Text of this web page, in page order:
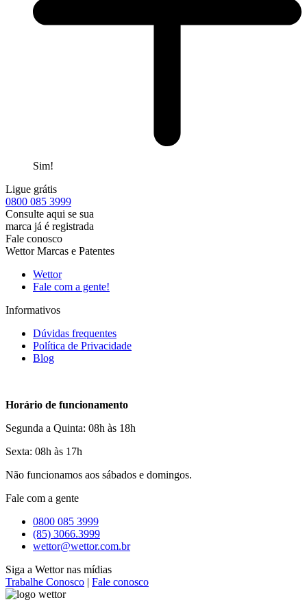
Sim!
Ligue grátis
0800 085 3999
Consulte aqui se sua
marca já é registrada
Fale conosco
Wettor Marcas e Patentes
Wettor
Fale com a gente!
Informativos
Dúvidas frequentes
Política de Privacidade
Blog
Horário de funcionamento
Segunda a Quinta: 08h às 18h
Sexta: 08h às 17h
Não funcionamos aos sábados e domingos.
Fale com a gente
0800 085 3999
(85) 3066.3999
wettor@wettor.com.br
Siga a Wettor nas mídias
Trabalhe Conosco | Fale conosco